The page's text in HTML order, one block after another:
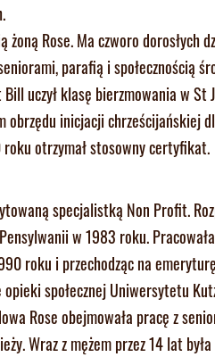
Rose. Ma czworo dorosłych
parafią i społecznością
uczył klasę bierzmowania w St
inicjacji chrześcijańskiej
otrzymał stosowny certyfikat.
specjalistką Non Profit.
w 1983 roku.
roku i przechodząc na
społecznej Uniwersytetu
Rose obejmowała pracę z
Wraz z mężem przez 14 lat